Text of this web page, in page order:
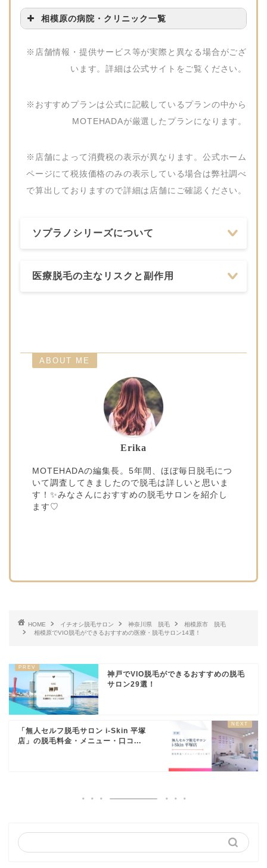
相模原の病院・クリニック一覧
0120-961-580
山田クリニック 042-786-1661
ク
相模大野皮膚科クリ
ニック
※店舗情報・提供サービス等が実際と異なる場合がござ
います。詳細は公式サイトをご覧ください。
※おすすめプランは公式に記載しているプランの中から
MOTEHADAが厳選したプランになります。
※店舗によって消費税の表示が異なります。公式ホーム
ページにて税抜価格のみの表示している場合は弊社調べ
で算出しておりますので詳細は店舗にご確認ください。
ソプラノシリーズについて
医療脱毛の主なリスクと副作用
ABOUT ME
Erika
MOTEHADAの編集長。5年間、ほぼ毎日脱毛につ
いて調査してきましたので脱毛は詳しいと思いま
す！✨みなさんにおすすめの脱毛サロンを紹介し
ます♡
HOME イチオシ脱毛サロン 神奈川県 脱毛
相模原市 脱毛
相模原でVIO脱毛ができるおすすめの医療・脱毛サロン14選！
神戸でVIO脱毛ができるおすすめの脱毛
サロン29選！
「無人セルフ脱毛サロン i-Skin 平塚
店」の脱毛料金・メニュー・口コ...